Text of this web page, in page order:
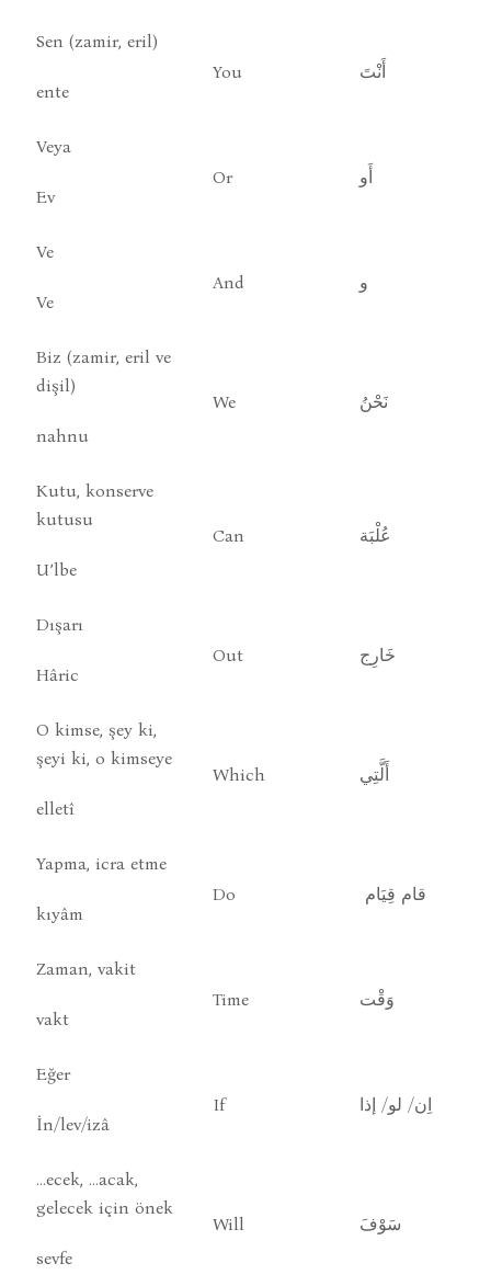
Sen (zamir, eril)
ente
You أَنْتَ
Veya
Ev
Or أَو
Ve
Ve
And و
Biz (zamir, eril ve
dişil)
nahnu
We نَحْنُ
Kutu, konserve
kutusu
U’lbe
Can عُلْبَة
Dışarı
Hâric
Out خَارِج
O kimse, şey ki,
şeyi ki, o kimseye
elletî
Which أَلَّتِي
Yapma, icra etme
kıyâm
Do قام قِيَام
Zaman, vakit
vakt
Time وَقْت
Eğer
İn/lev/izâ
If اِن/ لو/ إذا
…ecek, …acak,
gelecek için önek
sevfe
Will سَوْفَ